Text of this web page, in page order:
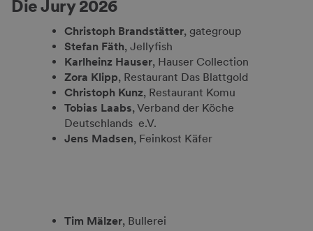
Die Jury 2026
Christoph Brandstätter, gategroup
Stefan Fäth, Jellyfish
Karlheinz Hauser, Hauser Collection
Zora Klipp, Restaurant Das Blattgold
Christoph Kunz, Restaurant Komu
Tobias Laabs, Verband der Köche
Deutschlands e.V.
Jens Madsen, Feinkost Käfer
Tim Mälzer, Bullerei